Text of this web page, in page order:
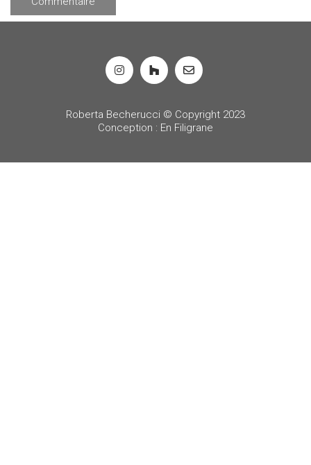
Roberta Becherucci © Copyright 2023
Conception : En Filigrane